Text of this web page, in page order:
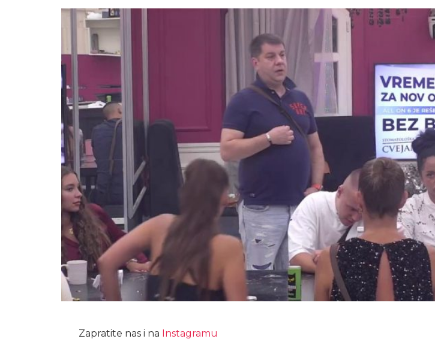
Zapratite nas i na Instagramu